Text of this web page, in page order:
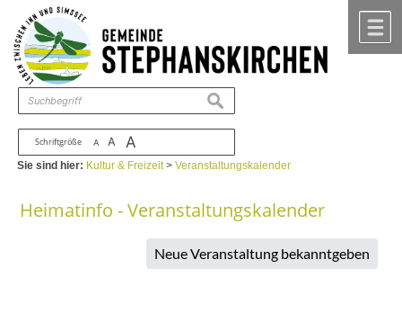
Zum Inhalt ,zur Navigation
Schriftgröße A A A
suchen
Sie sind hier: Kultur & Freizeit>Veranstaltungskalender
Heimatinfo - Veranstaltungskalender